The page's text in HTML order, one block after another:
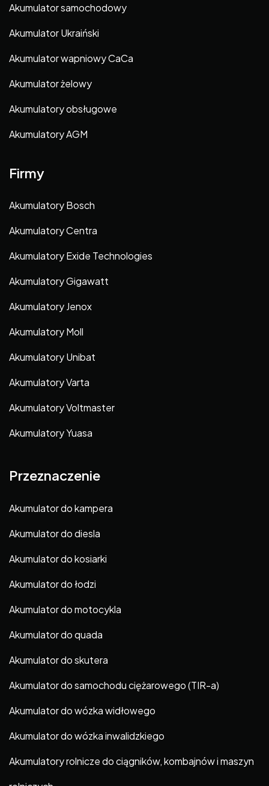
Akumulator samochodowy
Akumulator Ukraiński
Akumulator wapniowy CaCa
Akumulator żelowy
Akumulatory obsługowe
Akumulatory AGM
Firmy
Akumulatory Bosch
Akumulatory Centra
Akumulatory Exide Technologies
Akumulatory Gigawatt
Akumulatory Jenox
Akumulatory Moll
Akumulatory Unibat
Akumulatory Varta
Akumulatory Voltmaster
Akumulatory Yuasa
Przeznaczenie
Akumulator do kampera
Akumulator do diesla
Akumulator do kosiarki
Akumulator do łodzi
Akumulator do motocykla
Akumulator do quada
Akumulator do skutera
Akumulator do samochodu ciężarowego (TIR-a)
Akumulator do wózka widłowego
Akumulator do wózka inwalidzkiego
Akumulatory rolnicze do ciągników, kombajnów i maszyn